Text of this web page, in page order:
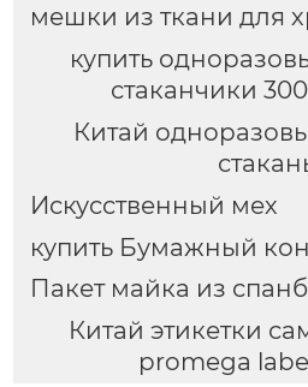
мешки из ткани для
купить
стаканчики
Китай
Искусственный мех
купить Бумажный
Пакет майка из
Китай этикетки
promega